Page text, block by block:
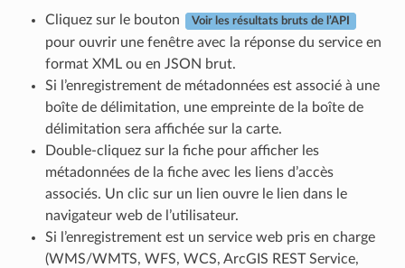
Cliquez sur le bouton Voir les résultats bruts de l’API
pour ouvrir une fenêtre avec la réponse du service en
format XML ou en JSON brut.
Si l’enregistrement de métadonnées est associé à une
boîte de délimitation, une empreinte de la boîte de
délimitation sera affichée sur la carte.
Double-cliquez sur la fiche pour afficher les
métadonnées de la fiche avec les liens d’accès
associés. Un clic sur un lien ouvre le lien dans le
navigateur web de l’utilisateur.
Si l’enregistrement est un service web pris en charge
(WMS/WMTS, WFS, WCS, ArcGIS REST Service,